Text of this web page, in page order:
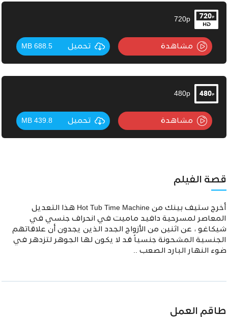
720p
مشاهدة تحميل 688.5 MB
480p
مشاهدة تحميل 439.8 MB
قصة الفيلم
أخرج ستيف بينك من Hot Tub Time Machine هذا التعديل
المعاصر لمسرحية دافيد ماميت في انحراف جنسي في
شيكاغو ، عن اثنين من الأزواج الجدد الذين يجدون أن علاقاتهم
الجنسية المشحونة جنسياً قد لا يكون لها الجوهر لتزدهر في
ضوء النهار البارد الصعب ..
طاقم العمل